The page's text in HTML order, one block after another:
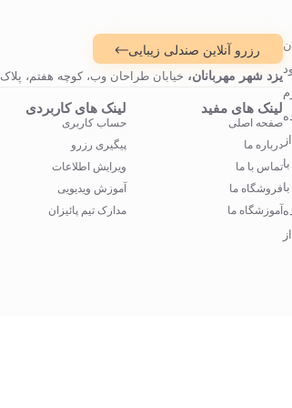
رزرو آنلاین صندلی زیبایی
یزد شهر مهربانان، خیابان طراحان وب، کوچه هفتم، پلاک 5
لینک های مفید
صفحه اصلی
درباره ما
تماس با ما
فروشگاه ما
آموزشگاه ما
لینک های کاربردی
حساب کاربری
پیگیری رزرو
ویرایش اطلاعات
آموزش ویدیویی
مدارک تیم پائیزان